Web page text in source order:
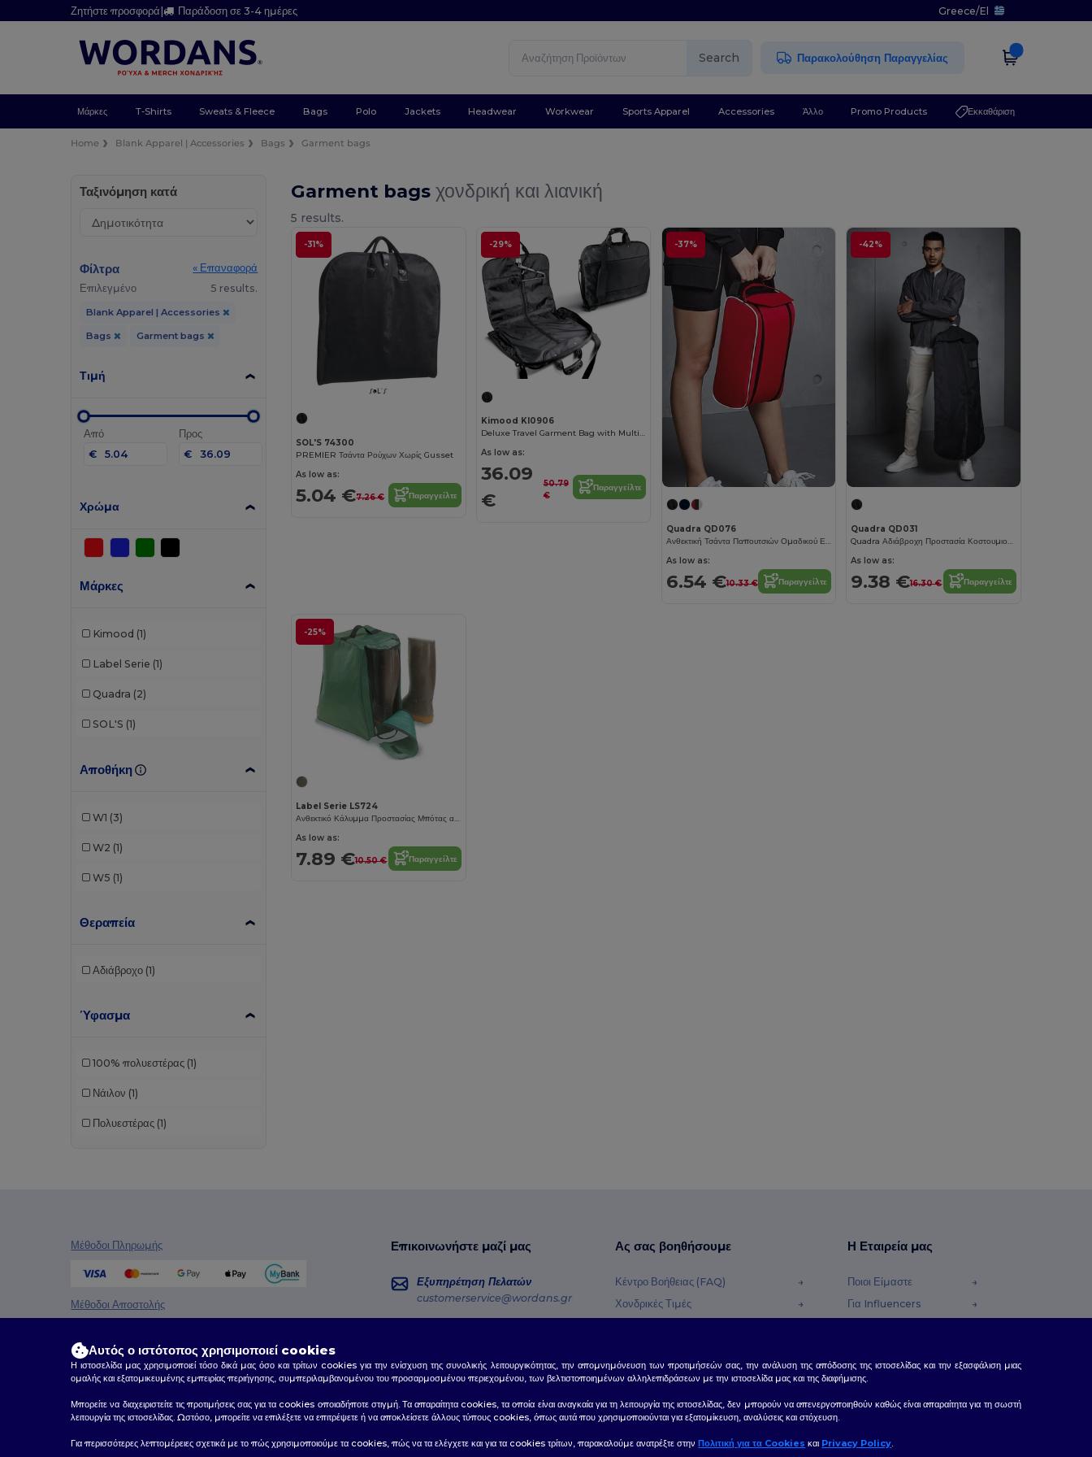
Ζητήστε προσφορά| Παράδοση σε 3-4 ημέρες Greece/El
Search Παρακολούθηση Παραγγελίας
Μάρκες T-Shirts Sweats & Fleece Bags Polo Jackets Headwear Workwear Sports Apparel Accessories Άλλο Promo Products Εκκαθάριση
Home Blank Apparel | Accessories Bags Garment bags
Ταξινόμηση κατά
Φίλτρα
« Επαναφορά
Επιλεγμένο
5 results.
Blank Apparel | Accessories
Bags Garment bags
Τιμή
Από
€
Προς
€
Χρώμα
Μάρκες
Kimood (1)
Label Serie (1)
Quadra (2)
SOL'S (1)
Αποθήκη
W1 (3)
W2 (1)
W5 (1)
Θεραπεία
Αδιάβροχο (1)
Ύφασμα
100% πολυεστέρας (1)
Νάιλον (1)
Πολυεστέρας (1)
Garment bagsχονδρική και λιανική
5 results.
-31%
SOL'S 74300
PREMIER Τσάντα Ρούχων Χωρίς Gusset
As low as:
5.04 €7.26 € Παραγγείλτε
-29%
Kimood KI0906
Deluxe Travel Garment Bag with Multiple Pockets
As low as:
36.09
€
50.79
€
Παραγγείλτε
-37%
Quadra QD076
Ανθεκτική Τσάντα Παπουτσιών Ομαδικού Εξοπλισμού με Επιλογές Κεντήματος
As low as:
6.54 €10.33 € Παραγγείλτε
-42%
Quadra QD031
Quadra Αδιάβροχη Προστασία Κοστουμιού με Υποδοχή Κρεμάστρας
As low as:
9.38 €16.30 € Παραγγείλτε
-25%
Label Serie LS724
Ανθεκτικό Κάλυμμα Προστασίας Μπότας από Νάιλον
As low as:
7.89 €10.50 € Παραγγείλτε
Μέθοδοι Πληρωμής
Μέθοδοι Αποστολής
Επικοινωνήστε μαζί μας
Εξυπηρέτηση Πελατών
customerservice@wordans.gr
Παρακολούθηση Παραγγελίας
Ας σας βοηθήσουμε
Κέντρο Βοήθειας (FAQ)
Χονδρικές Τιμές
Μέθοδοι Αποστολής
Η Εταιρεία μας
Ποιοι Είμαστε
Για Influencers
2026. Όλα τα Δικαιώματα Διατηρούνται
Αυτός ο ιστότοπος χρησιμοποιεί cookies
Η ιστοσελίδα μας χρησιμοποιεί τόσο δικά μας όσο και τρίτων cookies για την ενίσχυση της συνολικής λειτουργικότητας, την απομνημόνευση των προτιμήσεών σας, την ανάλυση της απόδοσης της ιστοσελίδας και την εξασφάλιση μιας
ομαλής και εξατομικευμένης εμπειρίας περιήγησης, συμπεριλαμβανομένου του προσαρμοσμένου περιεχομένου, των βελτιστοποιημένων αλληλεπιδράσεων με την ιστοσελίδα μας και της διαφήμισης.
Μπορείτε να διαχειριστείτε τις προτιμήσεις σας για τα cookies οποιαδήποτε στιγμή. Τα απαραίτητα cookies, τα οποία είναι αναγκαία για τη λειτουργία της ιστοσελίδας, δεν μπορούν να απενεργοποιηθούν καθώς είναι απαραίτητα για τη σωστή
λειτουργία της ιστοσελίδας. Ωστόσο, μπορείτε να επιλέξετε να επιτρέψετε ή να αποκλείσετε άλλους τύπους cookies, όπως αυτά που χρησιμοποιούνται για εξατομίκευση, αναλύσεις και στόχευση.
Για περισσότερες λεπτομέρειες σχετικά με το πώς χρησιμοποιούμε τα cookies, πώς να τα ελέγχετε και για τα cookies τρίτων, παρακαλούμε ανατρέξτε στηνΠολιτική για τα Cookies και Privacy Policy.
👋 Γεια σας